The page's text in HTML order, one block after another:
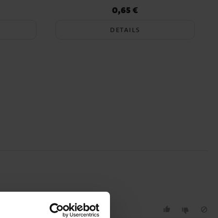
Preis :0,65 €
0,65 €
DETAILS